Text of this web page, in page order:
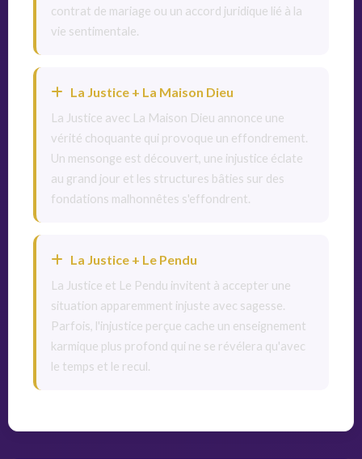
contrat de mariage ou un accord juridique lié à la
vie sentimentale.
La Justice + La Maison Dieu
La Justice avec La Maison Dieu annonce une
vérité choquante qui provoque un effondrement.
Un mensonge est découvert, une injustice éclate
au grand jour et les structures bâties sur des
fondations malhonnêtes s'effondrent.
La Justice + Le Pendu
La Justice et Le Pendu invitent à accepter une
situation apparemment injuste avec sagesse.
Parfois, l'injustice perçue cache un enseignement
karmique plus profond qui ne se révélera qu'avec
le temps et le recul.